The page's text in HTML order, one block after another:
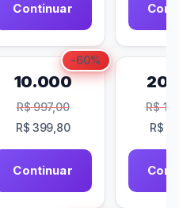
Continuar
-60%
10.000
R$997,00
R$ 399,80
Continuar
R$
R$